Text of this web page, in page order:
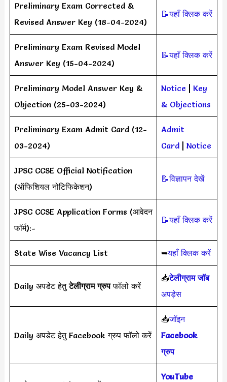
Preliminary Exam Corrected &
Revised Answer Key (18-04-2024)
📝यहाँ क्लिक करें
Preliminary Exam Revised Model
Answer Key (15-04-2024)
📝यहाँ क्लिक करें
Preliminary Model Answer Key &
Objection (25-03-2024)
Notice
Key
& Objections
Preliminary Exam Admit Card (12-
03-2024)
Admit
Card| Notice
JPSC CCSE Official Notification
(ऑफिशियल नोटिफिकेशन)
📝विज्ञापन देखें
JPSC CCSE Application Forms (आवेदन
फॉर्म):-
📝यहाँ क्लिक करें
State Wise Vacancy List ➥यहाँ क्लिक करें
Daily अपडेट हेतुटेलीग्राम ग्रुपफॉलो करें
📥टेलीग्राम जॉब
अपड़ेस
Daily अपडेट हेतु Facebook ग्रुप फॉलो करें
📥जॉइन
Facebook
ग्रुप
YouTube